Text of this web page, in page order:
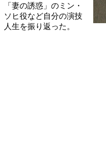
「妻の誘惑」のミン・
ソヒ役など自分の演技
人生を振り返った。